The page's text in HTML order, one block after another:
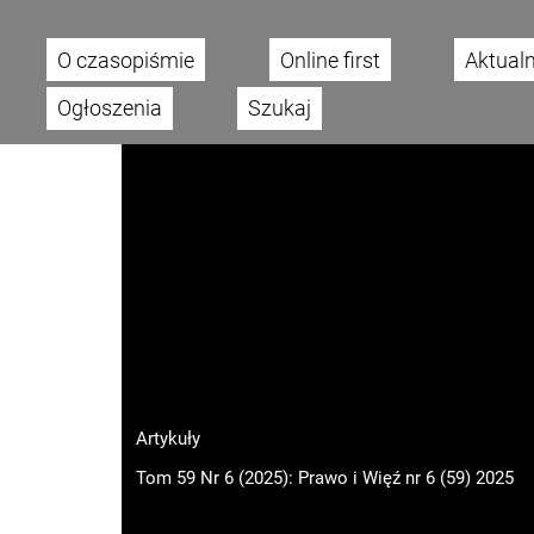
Main menu
O czasopiśmie Online first
Ogłoszenia
Szukaj
Artykuły
Tom 59 Nr 6 (2025): Prawo i Więź nr 6 (59) 2025